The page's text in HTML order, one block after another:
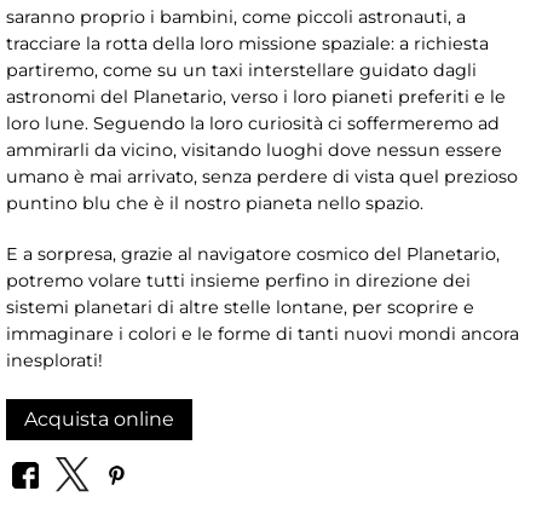
saranno proprio i bambini, come piccoli astronauti, a
tracciare la rotta della loro missione spaziale: a richiesta
partiremo, come su un taxi interstellare guidato dagli
astronomi del Planetario, verso i loro pianeti preferiti e le
loro lune. Seguendo la loro curiosità ci soffermeremo ad
ammirarli da vicino, visitando luoghi dove nessun essere
umano è mai arrivato, senza perdere di vista quel prezioso
puntino blu che è il nostro pianeta nello spazio.
E a sorpresa, grazie al navigatore cosmico del Planetario,
potremo volare tutti insieme perfino in direzione dei
sistemi planetari di altre stelle lontane, per scoprire e
immaginare i colori e le forme di tanti nuovi mondi ancora
inesplorati!
Acquista online